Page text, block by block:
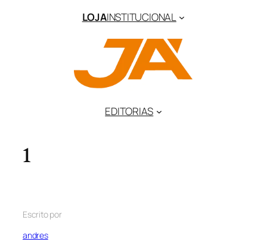
LOJAINSTITUCIONAL
EDITORIAS
1
Escrito por
andres